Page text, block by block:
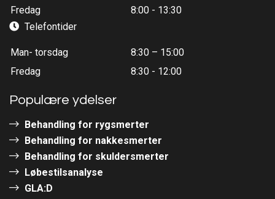
Fredag
8:00 - 13:30
Telefontider
Man- torsdag
8:30 – 15:00
Fredag
8:30 - 12:00
Populære ydelser
Behandling for rygsmerter
Behandling for nakkesmerter
Behandling for skuldersmerter
Løbestilsanalyse
GLA:D